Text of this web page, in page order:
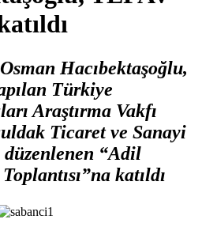
Hacıbektaşoğlu,
Türkiye
Araştırma Vakfı
Ticaret ve Sanayi
“Adil
katıldı